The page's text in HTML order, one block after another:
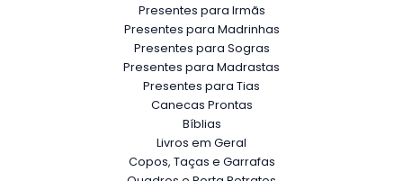
Presentes para Irmãs
Presentes para Madrinhas
Presentes para Sogras
Presentes para Madrastas
Presentes para Tias
Canecas Prontas
Bíblias
Livros em Geral
Copos, Taças e Garrafas